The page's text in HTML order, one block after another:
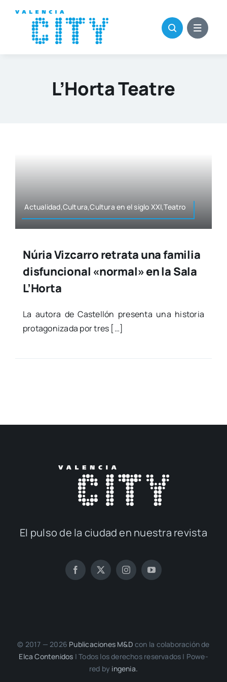
contenido
L’Horta Teatre
Actualidad,Cultura,Cultura en el siglo XXI,Teatro
Núria Vizcarro retrata una familia
disfuncional «normal» en la Sala
L’Horta
La auto­ra de Cas­te­llón pre­sen­ta una his­to­ria
pro­ta­go­ni­za­da por tres […]
El pul­so de la ciu­dad en nues­tra revis­ta
© 2017 — 2026 Publi­ca­cio­nes M&D con la cola­bo­ra­ción de
Elca Con­te­ni­dos | Todos los dere­chos reser­va­dos | Powe­
red by inge­nia.